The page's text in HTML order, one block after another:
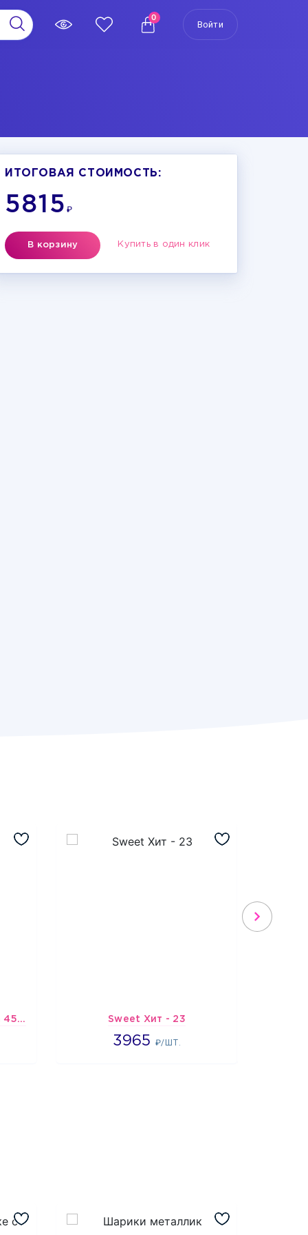
0
Войти
ИТОГОВАЯ СТОИМОСТЬ:
5815 ₽
В корзину Купить в один клик
Шарик-открытка "Звезда 45 см" №1 Sweet Хит - 23
3965 ₽/ШТ.
3965